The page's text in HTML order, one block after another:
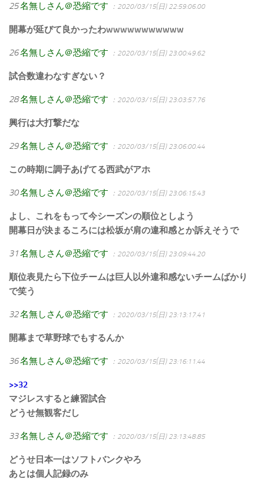
25名無しさん＠恐縮です ：2020/03/15(日) 22:59:06.00
開幕が延びて良かったわwwwwwwwwwww
26名無しさん＠恐縮です ：2020/03/15(日) 23:00:49.62
試合数違わなすぎない？
28名無しさん＠恐縮です ：2020/03/15(日) 23:03:57.76
興行は大打撃だな
29名無しさん＠恐縮です ：2020/03/15(日) 23:06:00.44
この時期に調子あげてる西武がアホ
30名無しさん＠恐縮です ：2020/03/15(日) 23:06:15.43
よし、これをもって今シーズンの順位としよう
開幕日が決まるころには松坂が肩の違和感とか訴えそうで
31名無しさん＠恐縮です ：2020/03/15(日) 23:09:44.20
順位表見たら下位チームは巨人以外違和感ないチームばかり
で笑う
32名無しさん＠恐縮です ：2020/03/15(日) 23:13:17.41
開幕まで草野球でもするんか
36名無しさん＠恐縮です ：2020/03/15(日) 23:16:11.44
>>32
マジレスすると練習試合
どうせ無観客だし
33名無しさん＠恐縮です ：2020/03/15(日) 23:13:48.85
どうせ日本一はソフトバンクやろ
あとは個人記録のみ